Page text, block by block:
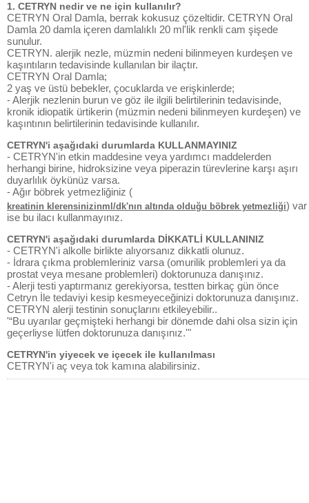
1. CETRYN nedir ve ne için kullanılır?
CETRYN Oral Damla, berrak kokusuz çözeltidir. CETRYN Oral
Damla 20 damla içeren damlalıklı 20 ml'lik renkli cam şişede
sunulur.
CETRYN. alerjik nezle, müzmin nedeni bilinmeyen kurdeşen ve
kaşıntıların tedavisinde kullanılan bir ilaçtır.
CETRYN Oral Damla;
2 yaş ve üstü bebekler, çocuklarda ve erişkinlerde;
- Alerjik nezlenin burun ve göz ile ilgili belirtilerinin tedavisinde,
kronik idiopatik ürtikerin (müzmin nedeni bilinmeyen kurdeşen) ve
kaşıntının belirtilerinin tedavisinde kullanılır.
CETRYN'i aşağıdaki durumlarda KULLANMAYINIZ
- CETRYN'in etkin maddesine veya yardımcı maddelerden
herhangi birine, hidroksizine veya piperazin türevlerine karşı aşırı
duyarlılık öykünüz varsa.
- Ağır böbrek yetmezliğiniz (
kreatinin klerensinizinml/dk'nın altında olduğu böbrek yetmezliği) var
ise bu ilacı kullanmayınız.
CETRYN'i aşağıdaki durumlarda DİKKATLİ KULLANINIZ
- CETRYN'i alkolle birlikte alıyorsanız dikkatli olunuz.
- İdrara çıkma problemleriniz varsa (omurilik problemleri ya da
prostat veya mesane problemleri) doktorunuza danışınız.
- Alerji testi yaptırmanız gerekiyorsa, testten birkaç gün önce
Cetryn İle tedaviyi kesip kesmeyeceğinizi doktorunuza danışınız.
CETRYN alerji testinin sonuçlarını etkileyebilir..
'“Bu uyarılar geçmişteki herhangi bir dönemde dahi olsa sizin için
geçerliyse lütfen doktorunuza danışınız.'"
CETRYN'in yiyecek ve içecek ile kullanılması
CETRYN'i aç veya tok kamına alabilirsiniz.